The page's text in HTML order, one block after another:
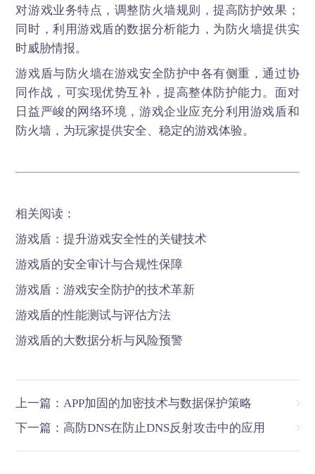
对游戏业务特点，调整防火墙规则，提高防护效果；
同时，利用游戏盾的数据分析能力，为防火墙提供实
时威胁情报。
游戏盾与防火墙在游戏安全防护中各有侧重，通过协
同作战，可实现优势互补，提高整体防护能力。面对
日益严峻的网络环境，游戏企业应充分利用游戏盾和
防火墙，为玩家提供安全、稳定的游戏体验。
相关阅读：
游戏盾：提升游戏安全性的关键技术
游戏盾的安全审计与合规性保障
游戏盾：游戏安全防护的技术革新
游戏盾的性能测试与评估方法
游戏盾的大数据分析与风险预警
上一篇：APP加固的加密技术与数据保护策略
下一篇：高防DNS在防止DNS反射攻击中的应用